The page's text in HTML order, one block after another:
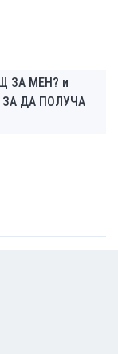
ЗА МЕН? и
ДА ПОЛУЧА